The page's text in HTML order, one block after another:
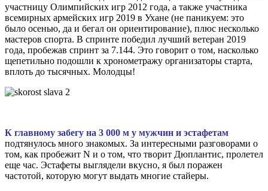
участницу Олимпийских игр 2012 года, а также участника
всемирных армейских игр 2019 в Ухане (не паникуем: это
было осенью, да и бегал он ориентирование), плюс несколько
мастеров спорта. В спринте победил лучший ветеран 2019
года, пробежав спринт за 7.144. Это говорит о том, насколько
щепетильно подошли к хронометражу организаторы старта,
вплоть до тысячных. Молодцы!
К главному забегу на 3 000 м у мужчин и эстафетам
подтянулось много знакомых. За интересными разговорами о
том, как пробежит N и о том, что творит Дюплантис, пролетел
еще час. Эстафеты выглядели вкусно, я был поражен
частотой, которую могут выдать многие стайеры.